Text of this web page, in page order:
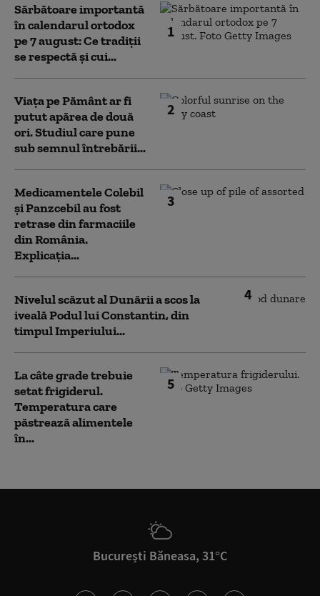
1
Sărbătoare importantă
în calendarul ortodox
pe 7 august: Ce tradiții
se respectă și cui...
2
Viața pe Pământ ar fi
putut apărea de două
ori. Studiul care pune
sub semnul întrebării...
3
Medicamentele Colebil
și Panzcebil au fost
retrase din farmaciile
din România.
Explicația...
4
Nivelul scăzut al Dunării a scos la
iveală Podul lui Constantin, din
timpul Imperiului...
5
La câte grade trebuie
setat frigiderul.
Temperatura care
păstrează alimentele
în...
București Băneasa, 31°C